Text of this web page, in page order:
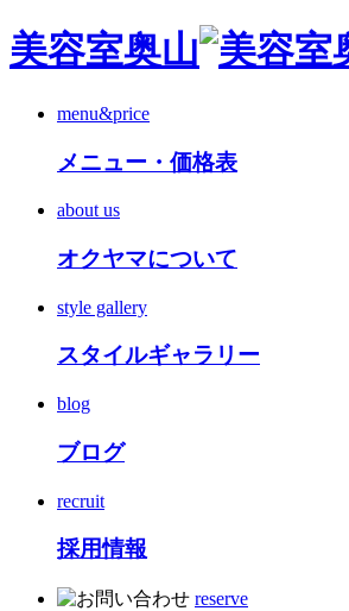
美容室奥山
menu&price
メニュー・価格表
about us
オクヤマについて
style gallery
スタイルギャラリー
blog
ブログ
recruit
採用情報
reserve